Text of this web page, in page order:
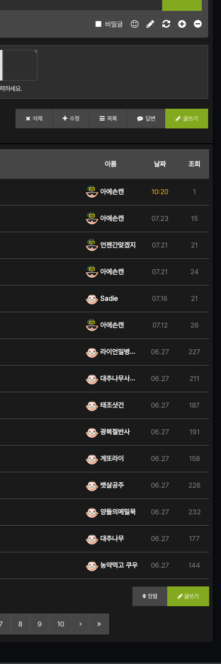
비밀글
하세요.
삭제 수정 목록 답변 글쓰기
이름 날짜 조회
아에손캔 10:20 1
아에손캔 07.23 15
언젠간맞겠지 07.21 21
아에손캔 07.21 24
Sadie 07.16 21
아에손캔 07.12 26
라이언일병과하기 06.27 227
대추나무사람걸렸네-… 06.27 211
태조샷건 06.27 187
광복절반사 06.27 191
게또라이 06.27 158
뱃살공주 06.27 226
양들의메밀묵 06.27 232
대추나무 06.27 177
농약먹고 쿠우 06.27 144
정렬 글쓰기
8 9 10